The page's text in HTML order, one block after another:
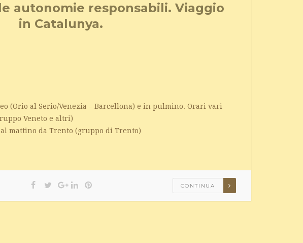
autonomie responsabili. Viaggio
in Catalunya.
(Orio al Serio/Venezia – Barcellona) e in pulmino. Orari vari
Veneto e altri)
mattino da Trento (gruppo di Trento)
CONTINUA